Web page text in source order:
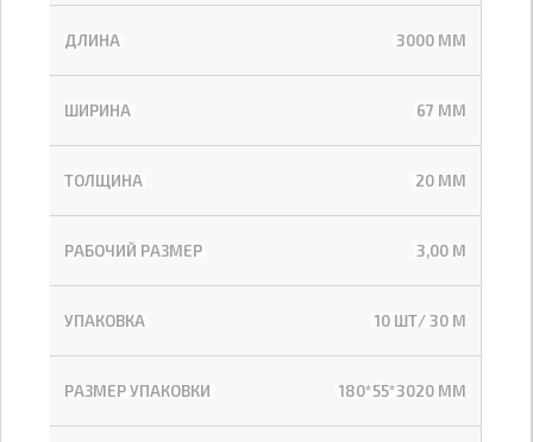
ДЛИНА 3000 ММ
ШИРИНА 67 ММ
ТОЛЩИНА 20 ММ
РАБОЧИЙ РАЗМЕР 3,00 М
УПАКОВКА 10 ШТ/ 30 М
РАЗМЕР УПАКОВКИ 180*55*3020 ММ